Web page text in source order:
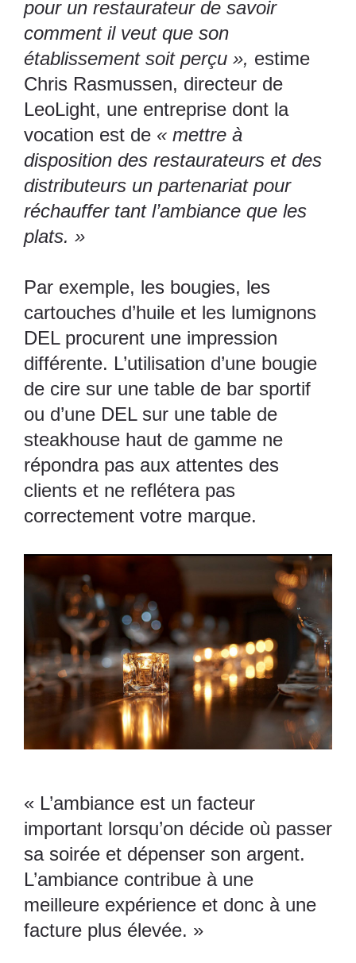
pour un restaurateur de savoir
comment il veut que son
établissement soit perçu », estime
Chris Rasmussen, directeur de
LeoLight, une entreprise dont la
vocation est de « mettre à
disposition des restaurateurs et des
distributeurs un partenariat pour
réchauffer tant l’ambiance que les
plats. »
Par exemple, les bougies, les
cartouches d’huile et les lumignons
DEL procurent une impression
différente. L’utilisation d’une bougie
de cire sur une table de bar sportif
ou d’une DEL sur une table de
steakhouse haut de gamme ne
répondra pas aux attentes des
clients et ne reflétera pas
correctement votre marque.
« L’ambiance est un facteur
important lorsqu’on décide où passer
sa soirée et dépenser son argent.
L’ambiance contribue à une
meilleure expérience et donc à une
facture plus élevée. »